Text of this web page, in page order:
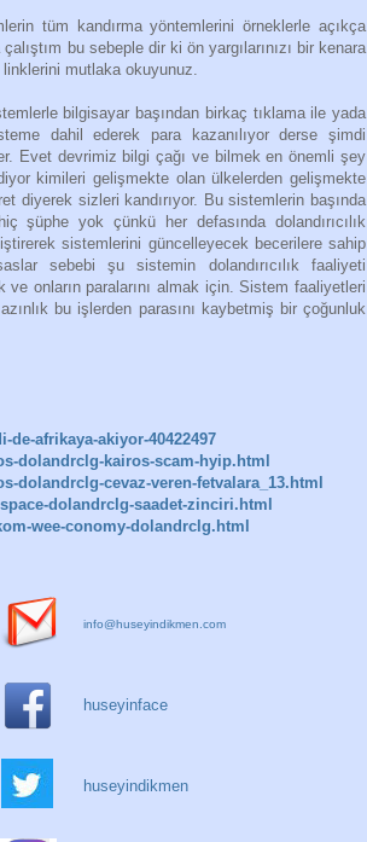
tüm kandırma yöntemlerini örneklerle açıkça
bu sebeple dir ki ön yargılarınızı bir kenara
linklerini mutlaka okuyunuz.
bilgisayar başından birkaç tıklama ile yada
dahil ederek para kazanılıyor derse şimdi
Evet devrimiz bilgi çağı ve bilmek en önemli şey
kimileri gelişmekte olan ülkelerden gelişmekte
diyerek sizleri kandırıyor. Bu sistemlerin başında
şüphe yok çünkü her defasında dolandırıcılık
sistemlerini güncelleyecek becerilere sahip
sebebi şu sistemin dolandırıcılık faaliyeti
onların paralarını almak için. Sistem faaliyetleri
bu işlerden parasını kaybetmiş bir çoğunluk
afrikaya-akiyor-40422497
dolandrclg-kairos-scam-hyip.html
dolandrclg-cevaz-veren-fetvalara_13.html
dolandrclg-saadet-zinciri.html
wee-conomy-dolandrclg.html
info@huseyindikmen.com
huseyinface
huseyindikmen